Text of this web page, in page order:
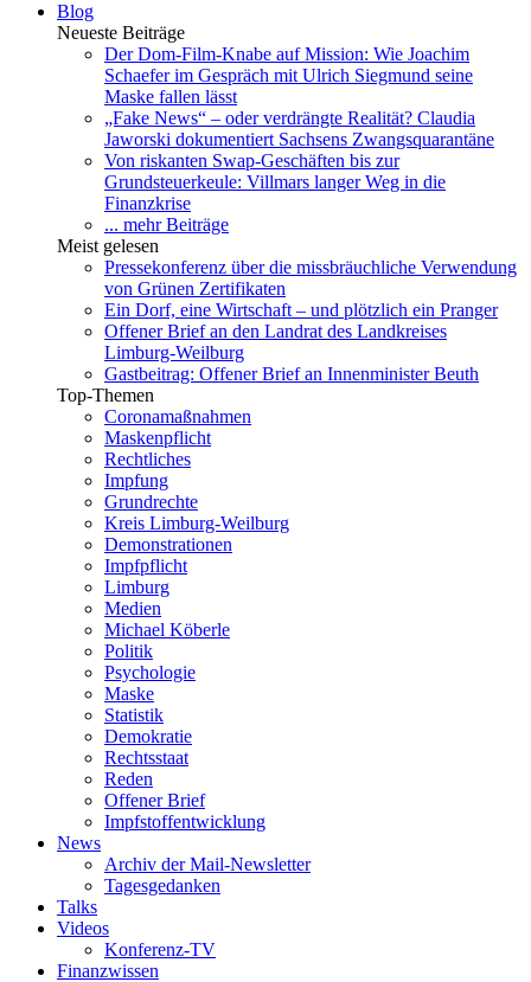
Blog
Neueste Beiträge
Der Dom-Film-Knabe auf Mission: Wie Joachim
Schaefer im Gespräch mit Ulrich Siegmund seine
Maske fallen lässt
„Fake News“ – oder verdrängte Realität? Claudia
Jaworski dokumentiert Sachsens Zwangsquarantäne
Von riskanten Swap-Geschäften bis zur
Grundsteuerkeule: Villmars langer Weg in die
Finanzkrise
... mehr Beiträge
Meist gelesen
Pressekonferenz über die missbräuchliche Verwendung
von Grünen Zertifikaten
Ein Dorf, eine Wirtschaft – und plötzlich ein Pranger
Offener Brief an den Landrat des Landkreises
Limburg-Weilburg
Gastbeitrag: Offener Brief an Innenminister Beuth
Top-Themen
Coronamaßnahmen
Maskenpflicht
Rechtliches
Impfung
Grundrechte
Kreis Limburg-Weilburg
Demonstrationen
Impfpflicht
Limburg
Medien
Michael Köberle
Politik
Psychologie
Maske
Statistik
Demokratie
Rechtsstaat
Reden
Offener Brief
Impfstoffentwicklung
News
Archiv der Mail-Newsletter
Tagesgedanken
Talks
Videos
Konferenz-TV
Finanzwissen